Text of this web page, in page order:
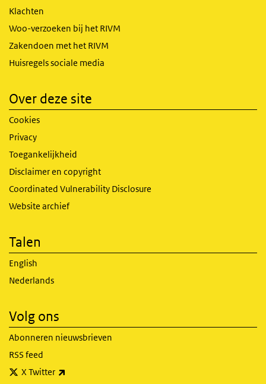
Klachten
Woo-verzoeken bij het RIVM
Zakendoen met het RIVM
Huisregels sociale media
Over deze site
Cookies
Privacy
Toegankelijkheid
Disclaimer en copyright
Coordinated Vulnerability Disclosure
Website archief
Talen
English
Nederlands
Volg ons
Abonneren nieuwsbrieven
RSS feed
X Twitter